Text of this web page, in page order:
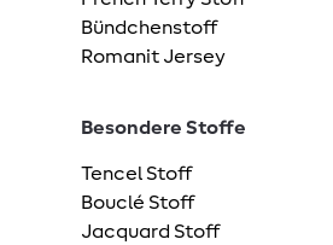
Bündchenstoff
Romanit Jersey
Besondere Stoffe
Tencel Stoff
Bouclé Stoff
Jacquard Stoff